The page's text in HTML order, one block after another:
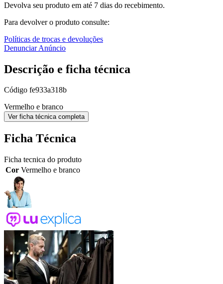
Devolva seu produto em até 7 dias do recebimento.
Para devolver o produto consulte:
Políticas de trocas e devoluções
Denunciar Anúncio
Descrição e ficha técnica
Código fe933a318b
Vermelho e branco
Ver ficha técnica completa
Ficha Técnica
Ficha tecnica do produto
Cor Vermelho e branco